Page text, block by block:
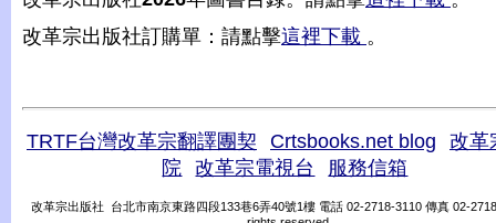
改革宗出版社訂購單：請點擊這裡下載 。
TRTF台灣改革宗翻譯團契 Crtsbooks.net blog
改革
院
改革宗電視台 服務信箱
改革宗出版社 台北市南京東路四段133巷6弄40號1樓 電話 02-2718-3110 傳真 02-